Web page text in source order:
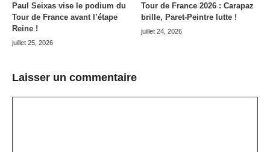
Paul Seixas vise le podium du
Tour de France avant l’étape
Reine !
juillet 25, 2026
Tour de France 2026 : Carapaz
brille, Paret-Peintre lutte !
juillet 24, 2026
Laisser un commentaire